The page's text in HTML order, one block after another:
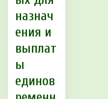
назнач
ения и
выплат
ы
единов